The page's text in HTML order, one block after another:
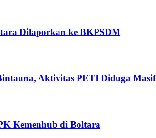
Dilaporkan ke BKPSDM
Aktivitas PETI Diduga Masif
Kemenhub di Boltara